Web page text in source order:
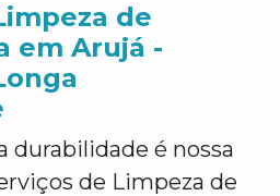
de
em Arujá -
durabilidade é nossa
de Limpeza de